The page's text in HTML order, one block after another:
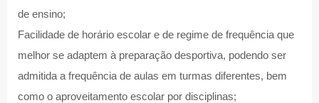
de ensino;
Facilidade de horário escolar e de regime de frequência que
melhor se adaptem à preparação desportiva, podendo ser
admitida a frequência de aulas em turmas diferentes, bem
como o aproveitamento escolar por disciplinas;